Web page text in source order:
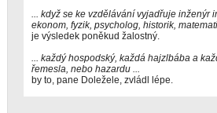
... když se ke vzdělávání vyjadřuje inženýr
ekonom, fyzik, psycholog, historik,
je výsledek poněkud žalostný.
... každý hospodský, každá hajzlbába a
řemesla, nebo hazardu ...
by to, pane Doležele, zvládl lépe.